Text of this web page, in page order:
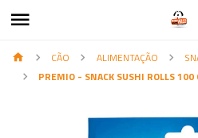
CÃO ALIMENTAÇÃO
PREMIO - SNACK SUSHI ROLLS 100